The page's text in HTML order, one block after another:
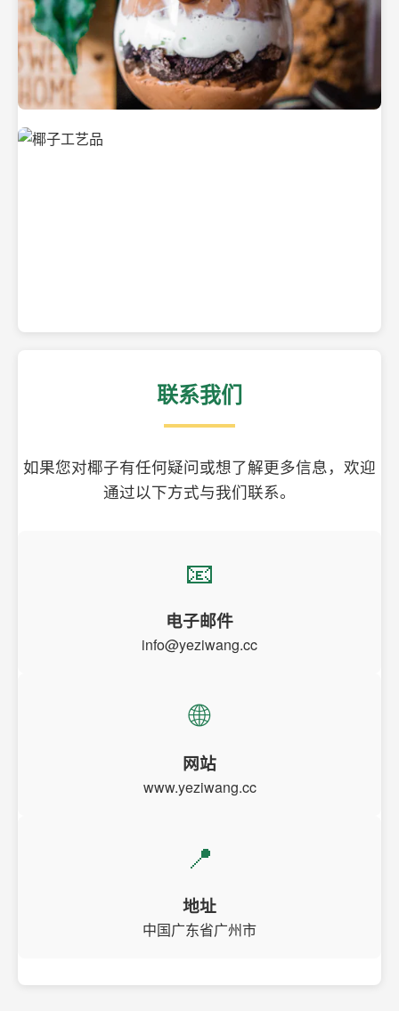
美味的椰子食品
联系我们
如果您对椰子有任何疑问或想了解更多信息，欢迎
通过以下方式与我们联系。
📧
电子邮件
info@yeziwang.cc
🌐
网站
www.yeziwang.cc
📍
地址
中国广东省广州市